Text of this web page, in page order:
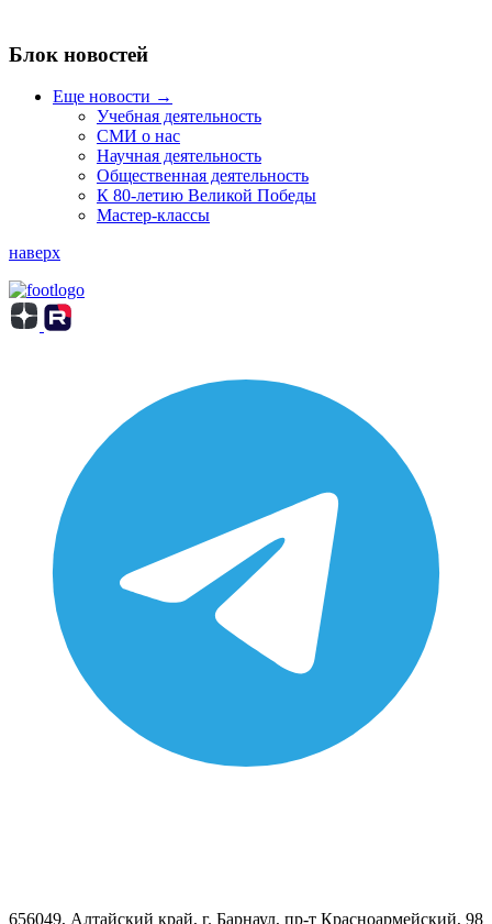
Блок новостей
Еще новости →
Учебная деятельность
СМИ о нас
Научная деятельность
Общественная деятельность
К 80-летию Великой Победы
Мастер-классы
наверх
656049, Алтайский край, г. Барнаул, пр-т Красноармейский, 98